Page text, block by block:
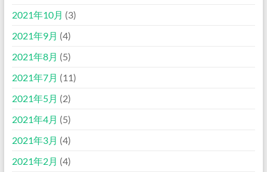
2021年10月 (3)
2021年9月 (4)
2021年8月 (5)
2021年7月 (11)
2021年5月 (2)
2021年4月 (5)
2021年3月 (4)
2021年2月 (4)